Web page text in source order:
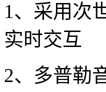
1、采用次
实时交互
2、多普勒